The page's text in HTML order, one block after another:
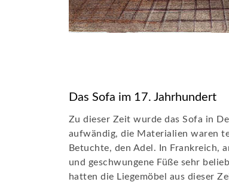
Das Sofa im 17. Jahrhundert
Zu dieser Zeit wurde das Sofa in
aufwändig, die Materialien waren
Betuchte, den Adel. In Frankreich,
und geschwungene Füße sehr
hatten die Liegemöbel aus dieser